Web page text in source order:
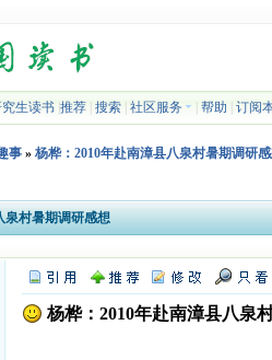
生读书| 推荐| 搜索| 社区服务 帮助 订阅
事» 杨桦：2010年赴南漳县八泉村暑期调研
泉村暑期调研感想
杨桦：2010年赴南漳县八泉